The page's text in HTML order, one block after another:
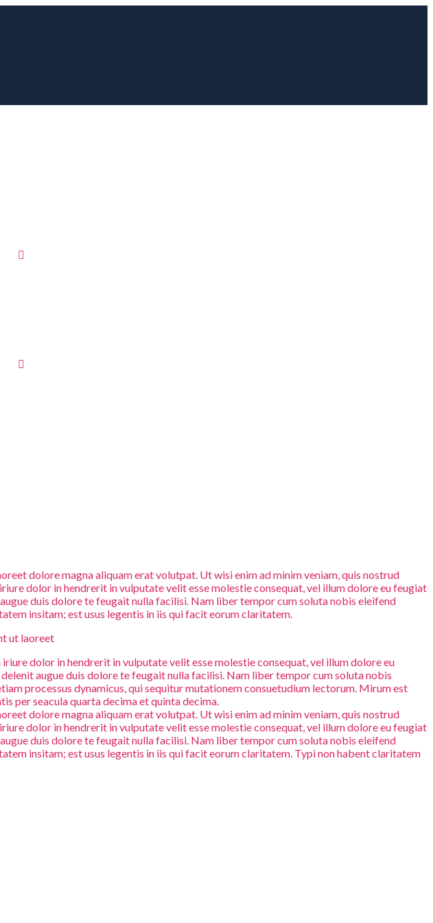
dolore magna aliquam erat volutpat. Ut wisi enim ad minim veniam, quis nostrud
dolor in hendrerit in vulputate velit esse molestie consequat, vel illum dolore eu feugiat
duis dolore te feugait nulla facilisi. Nam liber tempor cum soluta nobis eleifend
insitam; est usus legentis in iis qui facit eorum claritatem.
ut laoreet
dolor in hendrerit in vulputate velit esse molestie consequat, vel illum dolore eu
augue duis dolore te feugait nulla facilisi. Nam liber tempor cum soluta nobis
processus dynamicus, qui sequitur mutationem consuetudium lectorum. Mirum est
per seacula quarta decima et quinta decima.
dolore magna aliquam erat volutpat. Ut wisi enim ad minim veniam, quis nostrud
dolor in hendrerit in vulputate velit esse molestie consequat, vel illum dolore eu feugiat
duis dolore te feugait nulla facilisi. Nam liber tempor cum soluta nobis eleifend
insitam; est usus legentis in iis qui facit eorum claritatem. Typi non habent claritatem